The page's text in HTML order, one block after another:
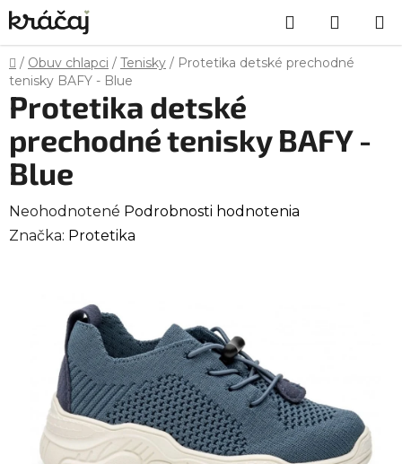
Prejsť
na
obsah
Hľadať
KOŠÍK
Domov
/ Obuv chlapci / Tenisky / Protetika detské prechodné
tenisky BAFY - Blue
Protetika detské
prechodné tenisky BAFY -
Blue
Priemerné
hodnotenie
hviezdičiek.
Neohodnotené Podrobnosti hodnotenia
Značka: Protetika